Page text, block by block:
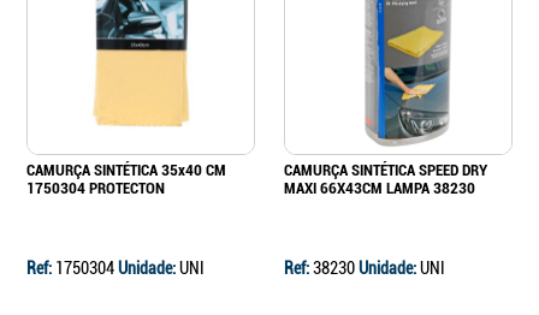
CAMURÇA SINTÉTICA 35x40 CM
1750304 PROTECTON
Ref: 1750304Unidade:UNI
CAMURÇA SINTÉTICA SPEED DRY
MAXI 66X43CM LAMPA 38230
Ref:38230Unidade:UNI